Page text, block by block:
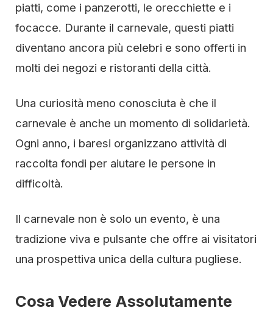
piatti, come i panzerotti, le orecchiette e i
focacce. Durante il carnevale, questi piatti
diventano ancora più celebri e sono offerti in
molti dei negozi e ristoranti della città.
Una curiosità meno conosciuta è che il
carnevale è anche un momento di solidarietà.
Ogni anno, i baresi organizzano attività di
raccolta fondi per aiutare le persone in
difficoltà.
Il carnevale non è solo un evento, è una
tradizione viva e pulsante che offre ai visitatori
una prospettiva unica della cultura pugliese.
Cosa Vedere Assolutamente